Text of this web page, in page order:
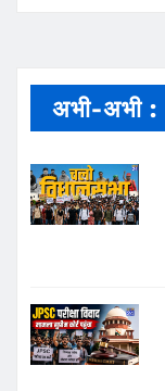
अभी-अभी :